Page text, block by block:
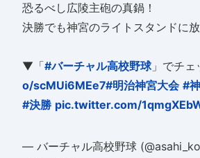
恐るべし広陵主砲の真鍋！
決勝でも神宮のライトスタンドに
▼「#バーチャル高校野球」でチェ
o/scMUi6MEe7#明治神宮大会 #
#決勝 pic.twitter.com/
— バーチャル高校野球